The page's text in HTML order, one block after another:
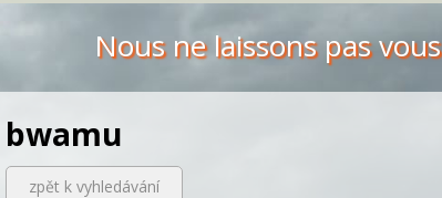
Nous ne laissons pas vous
bwamu
zpět k vyhledávání